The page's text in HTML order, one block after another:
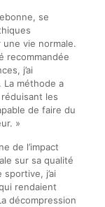
se
une vie normale.
recommandée
j’ai
La méthode a
les
de faire du
»
de l’impact
sur sa qualité
j’ai
rendaient
décompression